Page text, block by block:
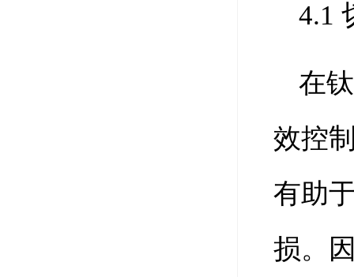
4.1
在
效控
有助
损。